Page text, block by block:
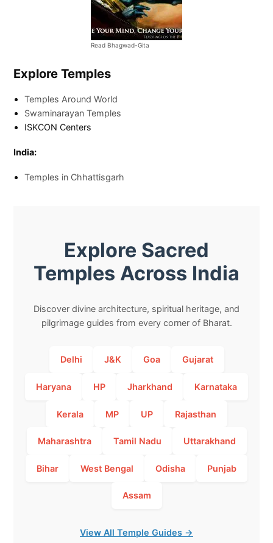
Read Bhagwad-Gita
Explore Temples
Temples Around World
Swaminarayan Temples
ISKCON Centers
India:
Temples in Chhattisgarh
Explore Sacred
Temples Across India
Discover divine architecture, spiritual heritage, and
pilgrimage guides from every corner of Bharat.
Delhi J&K Goa Gujarat
Haryana HP Jharkhand Karnataka
Kerala MP UP Rajasthan
Maharashtra Tamil Nadu Uttarakhand
Bihar West Bengal Odisha Punjab
Assam
View All Temple Guides →